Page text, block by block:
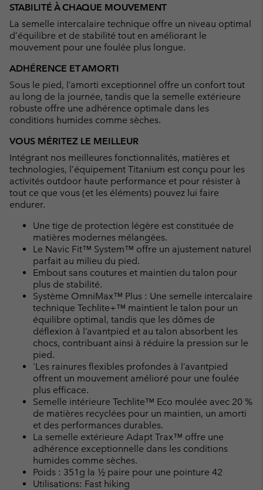
STABILITÉ À CHAQUE MOUVEMENT
La semelle intercalaire technique offre un niveau optimal
d’équilibre et de stabilité tout en améliorant le
mouvement pour une foulée plus longue.
ADHÉRENCE ET AMORTI
Sous le pied, l’amorti exceptionnel offre un confort tout
au long de la journée, tandis que la semelle extérieure
robuste offre une adhérence optimale dans les
conditions humides comme sèches.
VOUS MÉRITEZ LE MEILLEUR
Intégrant nos meilleures fonctionnalités, matières et
technologies, l’équipement Titanium est conçu pour les
activités outdoor haute performance et pour résister à
tout ce que vous (et les éléments) pouvez lui faire
endurer.
Une tige de protection légère est constituée de
matières modernes mélangées.
Le Navic Fit™ System™ offre un ajustement naturel
parfait au milieu du pied.
Embout sans coutures et maintien du talon pour
plus de stabilité.
Système OmniMax™ Plus : Une semelle intercalaire
technique Techlite+™ maintient le talon pour un
équilibre optimal, tandis que les dômes de
déflexion à l’avantpied et au talon absorbent les
chocs, contribuant ainsi à réduire la pression sur le
pied.
'Les rainures flexibles profondes à l’avantpied
offrent un mouvement amélioré pour une foulée
plus efficace.
Semelle intérieure Techlite™ Eco moulée avec 20 %
de matières recyclées pour un maintien, un amorti
et des performances durables.
La semelle extérieure Adapt Trax™ offre une
adhérence exceptionnelle dans les conditions
humides comme sèches.
Poids : 351g la ½ paire pour une pointure 42
Utilisations: Fast hiking